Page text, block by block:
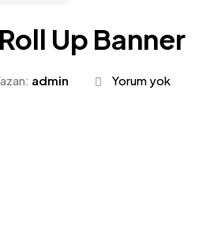
Up Banner
admin Yorum yok